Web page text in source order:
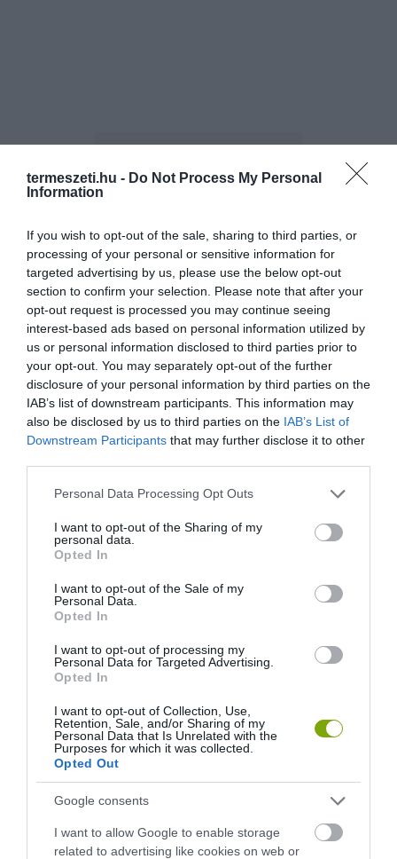
termeszeti.hu - Do Not Process My Personal
Information
If you wish to opt-out of the sale, sharing to third parties, or
processing of your personal or sensitive information for
targeted advertising by us, please use the below opt-out
section to confirm your selection. Please note that after your
opt-out request is processed you may continue seeing
interest-based ads based on personal information utilized by
us or personal information disclosed to third parties prior to
your opt-out. You may separately opt-out of the further
disclosure of your personal information by third parties on the
IAB’s list of downstream participants. This information may
also be disclosed by us to third parties on the IAB’s List of
Downstream Participants that may further disclose it to other
Please note that this website/app uses one or more Google
not limited to your visit or usage behaviour. You may click to
grant or deny consent to Google and its third-party tags to
use your data for below specified purposes in below Google
consent section.
Personal Data Processing Opt Outs
I want to opt-out of the Sharing of my
personal data.
Opted In
I want to opt-out of the Sale of my
Personal Data.
Opted In
I want to opt-out of processing my
Personal Data for Targeted Advertising.
Opted In
I want to opt-out of Collection, Use,
Retention, Sale, and/or Sharing of my
Personal Data that Is Unrelated with the
Purposes for which it was collected.
Opted Out
Google consents
I want to allow Google to enable storage
related to advertising like cookies on web or
ELŐZŐ CIKK
KÁPRÁZATOS VIRÁGMEZŐ BORÍTJA A VILÁG LEGSZÁRAZABB
SIVATAGÁT
KÖVETKEZŐ CIKK
13 DOLOG, AMIT NEM TUDTÁL AZOKRÓL, AKIK
SZEPTEMBERBEN SZÜLETTEK
KIRÁNDULÁS PANNONHALMA
KÖRNYÉKÉN: TERMÉSZET,
SZŐLŐ ÉS KOMLÓ
TALÁLKOZÁSA
2026-08-04
FELETT: MI EZ A LÁTHATATLAN
FEDŐ, ÉS MI TÖRTÉNIK
ALATTA A TERMÉSZETTEL?